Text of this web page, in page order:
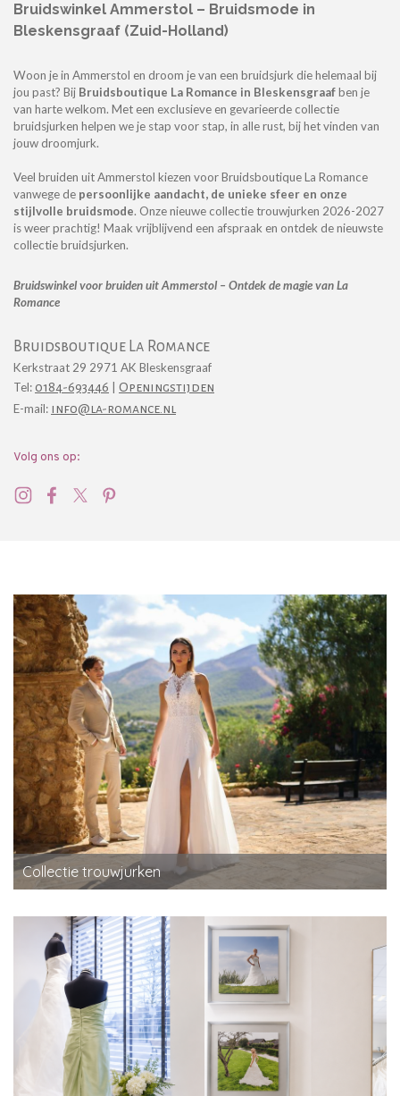
Bruidswinkel Ammerstol – Bruidsmode in
Bleskensgraaf (Zuid-Holland)
Woon je in Ammerstol en droom je van een bruidsjurk die helemaal bij
jou past? Bij Bruidsboutique La Romance in Bleskensgraafben je
van harte welkom. Met een exclusieve en gevarieerde collectie
bruidsjurken helpen we je stap voor stap, in alle rust, bij het vinden van
jouw droomjurk.
Veel bruiden uit Ammerstol kiezen voor Bruidsboutique La Romance
vanwege de persoonlijke aandacht, de unieke sfeer en onze
stijlvolle bruidsmode. Onze nieuwe collectie trouwjurken 2026-2027
is weer prachtig! Maak vrijblijvend een afspraak en ontdek de nieuwste
collectie bruidsjurken.
Bruidswinkel voor bruiden uit Ammerstol – Ontdek de magie van La
Romance
Bruidsboutique La Romance
Kerkstraat 29 2971 AK Bleskensgraaf
Tel: 0184-693446
Openingstijden
E-mail: info@la-romance.nl
Volg ons op:
Collectie trouwjurken